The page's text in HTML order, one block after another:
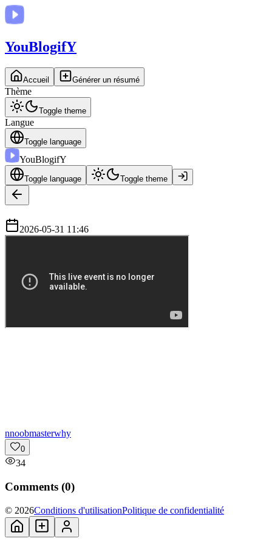
YouBlogifY
Accueil Générer un résumé
Thème
Toggle theme
Langue
Toggle language
YouBlogifY
Toggle language Toggle theme
2026-05-31 11:46
nnoobmasterwhy
0
34
Comments (0)
© 2026Conditions d'utilisationPolitique de confidentialité